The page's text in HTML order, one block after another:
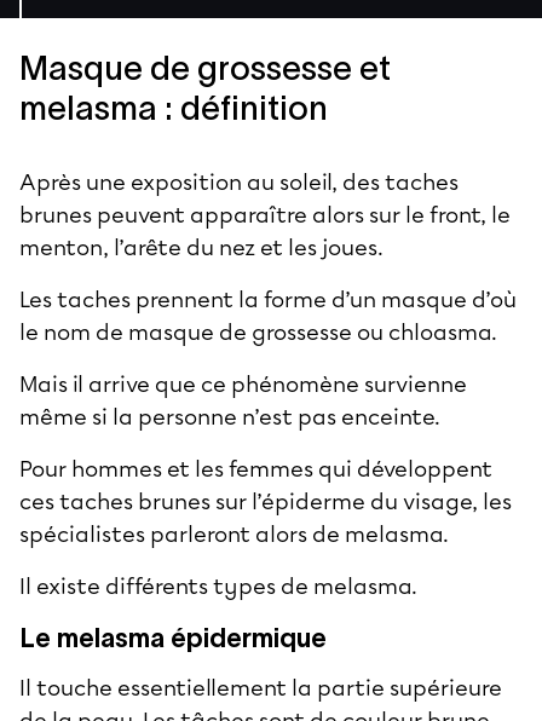
Masque de grossesse et
melasma : définition
Après une exposition au soleil, des taches
brunes peuvent apparaître alors sur le front, le
menton, l’arête du nez et les joues.
Les taches prennent la forme d’un masque d’où
le nom de masque de grossesse ou chloasma.
Mais il arrive que ce phénomène survienne
même si la personne n’est pas enceinte.
Pour hommes et les femmes qui développent
ces taches brunes sur l’épiderme du visage, les
spécialistes parleront alors de melasma.
Il existe différents types de melasma.
Le melasma épidermique
Il touche essentiellement la partie supérieure